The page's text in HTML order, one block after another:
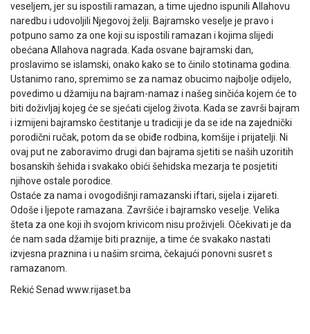
veseljem, jer su ispostili ramazan, a time ujedno ispunili Allahovu
naredbu i udovoljili Njegovoj želji. Bajramsko veselje je pravo i
potpuno samo za one koji su ispostili ramazan i kojima slijedi
obećana Allahova nagrada. Kada osvane bajramski dan,
proslavimo se islamski, onako kako se to činilo stotinama godina.
Ustanimo rano, spremimo se za namaz obucimo najbolje odijelo,
povedimo u džamiju na bajram-namaz i našeg sinčića kojem će to
biti doživljaj kojeg će se sjećati cijelog života. Kada se završi bajram
i izmijeni bajramsko čestitanje u tradiciji je da se ide na zajednički
porodični ručak, potom da se obiđe rodbina, komšije i prijatelji. Ni
ovaj put ne zaboravimo drugi dan bajrama sjetiti se naših uzoritih
bosanskih šehida i svakako obići šehidska mezarja te posjetiti
njihove ostale porodice.
Ostaće za nama i ovogodišnji ramazanski iftari, sijela i zijareti.
Odoše i ljepote ramazana. Završiće i bajramsko veselje. Velika
šteta za one koji ih svojom krivicom nisu proživjeli. Očekivati je da
će nam sada džamije biti praznije, a time će svakako nastati
izvjesna praznina i u našim srcima, čekajući ponovni susret s
ramazanom.
Rekić Senad www.rijaset.ba